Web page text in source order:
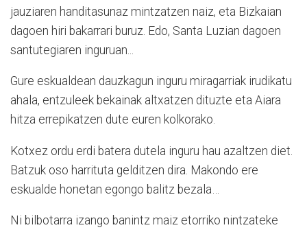
jauziaren handitasunaz mintzatzen naiz, eta Bizkaian
dagoen hiri bakarrari buruz. Edo, Santa Luzian dagoen
santutegiaren inguruan...
Gure eskualdean dauzkagun inguru miragarriak irudikatu
ahala, entzuleek bekainak altxatzen dituzte eta Aiara
hitza errepikatzen dute euren kolkorako.
Kotxez ordu erdi batera dutela inguru hau azaltzen diet.
Batzuk oso harrituta gelditzen dira. Makondo ere
eskualde honetan egongo balitz bezala…
Ni bilbotarra izango banintz maiz etorriko nintzateke